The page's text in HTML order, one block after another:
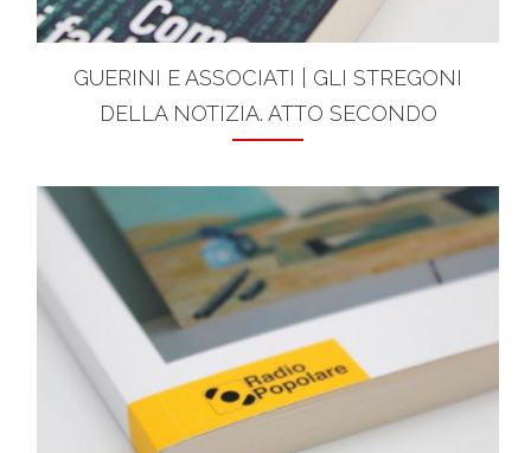
GUERINI E ASSOCIATI | GLI STREGONI
DELLA NOTIZIA. ATTO SECONDO